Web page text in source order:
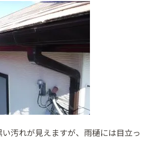
汚れが見えますが、雨樋には目立っ